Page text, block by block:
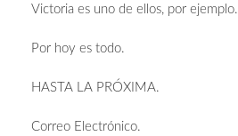
Victoria es uno de ellos, por ejemplo.
Por hoy es todo.
HASTA LA PRÓXIMA.
Correo Electrónico.